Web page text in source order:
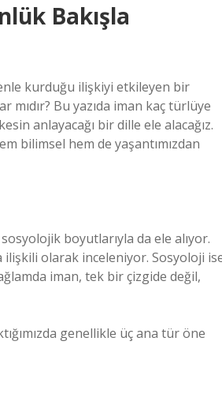
Bakışla
kurduğu ilişkiyi etkileyen bir
mıdır? Bu yazıda iman kaç türlüye
anlayacağı bir dille ele alacağız.
bilimsel hem de yaşantımızdan
boyutlarıyla da ele alıyor.
olarak inceleniyor. Sosyoloji
iman, tek bir çizgide değil,
genellikle üç ana tür öne